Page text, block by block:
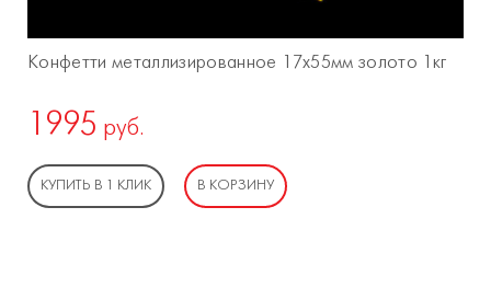
Конфетти металлизированное 17х55мм золото 1кг
1995 руб.
КУПИТЬ В 1 КЛИК В КОРЗИНУ